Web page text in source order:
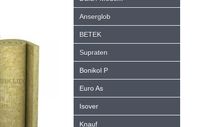
Anserglob
BETEK
Supraten
Bonikol P
Euro As
Isover
Knauf